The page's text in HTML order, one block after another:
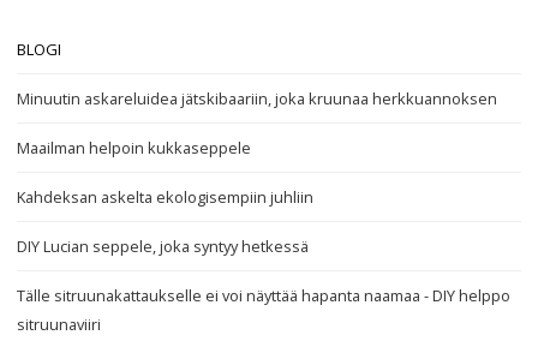
BLOGI
Minuutin askareluidea jätskibaariin, joka kruunaa herkkuannoksen
Maailman helpoin kukkaseppele
Kahdeksan askelta ekologisempiin juhliin
DIY Lucian seppele, joka syntyy hetkessä
Tälle sitruunakattaukselle ei voi näyttää hapanta naamaa - DIY helppo
sitruunaviiri